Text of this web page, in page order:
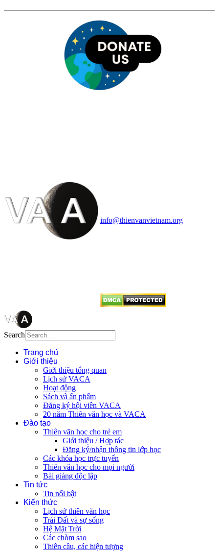
info@thienvanvietnam.org
Search
Trang chủ
Giới thiệu
Giới thiệu tổng quan
Lịch sử VACA
Hoạt động
Sách và ấn phẩm
Đăng ký hội viên VACA
20 năm Thiên văn học và VACA
Đào tạo
Thiên văn học cho trẻ em
Giới thiệu / Hợp tác
Đăng ký/nhận thông tin lớp học
Các khóa học trực tuyến
Thiên văn học cho mọi người
Bài giảng độc lập
Tin tức
Tin nổi bật
Kiến thức
Lịch sử thiên văn học
Trái Đất và sự sống
Hệ Mặt Trời
Các chòm sao
Thiên cầu, các hiện tượng